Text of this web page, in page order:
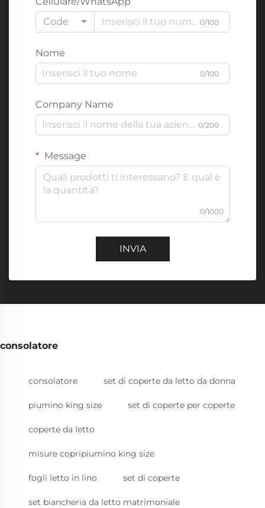
Code
0/100
Nome
0/100
Company Name
0/200
Message
0/1000
INVIA
consolatore
consolatore set di coperte da letto da donna
piumino king size set di coperte per coperte
coperte da letto
misure copripiumino king size
fogli letto in lino set di coperte
set biancheria da letto matrimoniale